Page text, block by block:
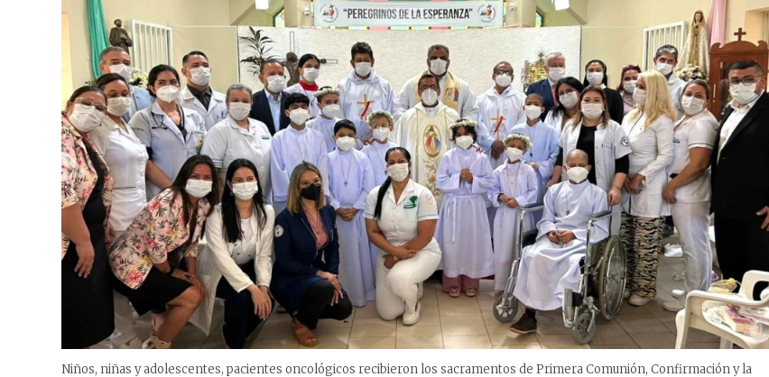
Niños, niñas y adolescentes, pacientes oncológicos recibieron los sacramentos de Primera Comunión, Confirmación y la